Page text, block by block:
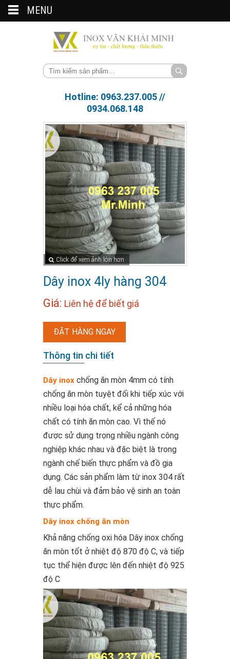
Hotline: 0963.237.005 //
0934.068.148
Click để xem ảnh lớn hơn
Dây inox 4ly hàng 304
Giá: Liên hệ để biết giá
ĐẶT HÀNG NGAY
Thông tin chi tiết
Dây inox chống ăn mòn 4mm có tính
chống ăn mòn tuyệt đối khi tiếp xúc với
nhiều loại hóa chất, kể cả những hóa
chất có tính ăn mòn cao. Vì thế nó
được sử dụng trọng nhiều ngành công
nghiệp khác nhau và đặc biệt là trong
ngành chế biến thực phẩm và đồ gia
dụng. Các sản phẩm làm từ inox 304 rất
dễ lau chùi và đảm bảo vệ sinh an toàn
thực phẩm.
Dây inox chống ăn mòn
Khả năng chống oxi hóa Dây inox chống
ăn mòn tốt ở nhiệt độ 870 độ C, và tiếp
tục thể hiện được lên đến nhiệt độ 925
độ C
MENU